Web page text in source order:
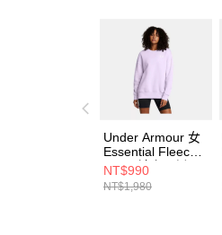
Under Armour 女
Essential Fleece
OS 長袖套頭衫
1379475-535
NT$990
NT$1,980